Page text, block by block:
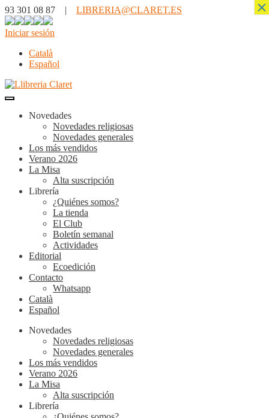
93 301 08 87 | LIBRERIA@CLARET.ES
Iniciar sesión
Català
Español
Novedades
Novedades religiosas
Novedades generales
Los más vendidos
Verano 2026
La Misa
Alta suscripción
Librería
¿Quiénes somos?
La tienda
El Club
Boletín semanal
Actividades
Editorial
Ecoedición
Contacto
Whatsapp
Català
Español
Novedades
Novedades religiosas
Novedades generales
Los más vendidos
Verano 2026
La Misa
Alta suscripción
Librería
×